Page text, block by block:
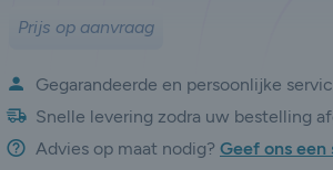
Prijs op aanvraag
Gegarandeerde en persoonlijke
Snelle levering zodra uw bestelling
Advies op maat nodig? Geef ons een